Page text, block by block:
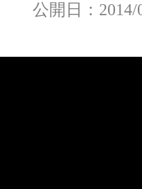
公開日：2014/